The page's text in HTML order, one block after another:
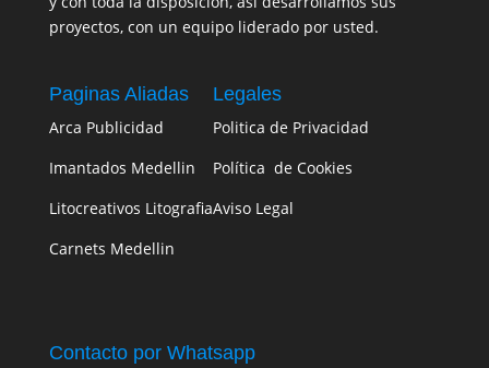
proyectos, con un equipo liderado por usted.
Paginas Aliadas
Arca Publicidad
Imantados Medellin
Litocreativos Litografia
Carnets Medellin
Legales
Politica de Privacidad
Política de Cookies
Aviso Legal
Contacto por Whatsapp